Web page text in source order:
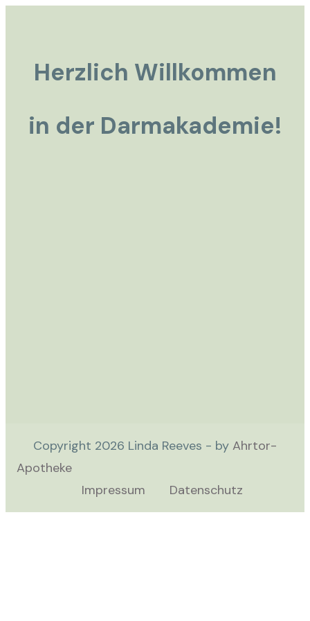
Herzlich Willkommen
in der Darmakademie!
Copyright 2026 Linda Reeves - by Ahrtor-
Apotheke
Impressum
Datenschutz